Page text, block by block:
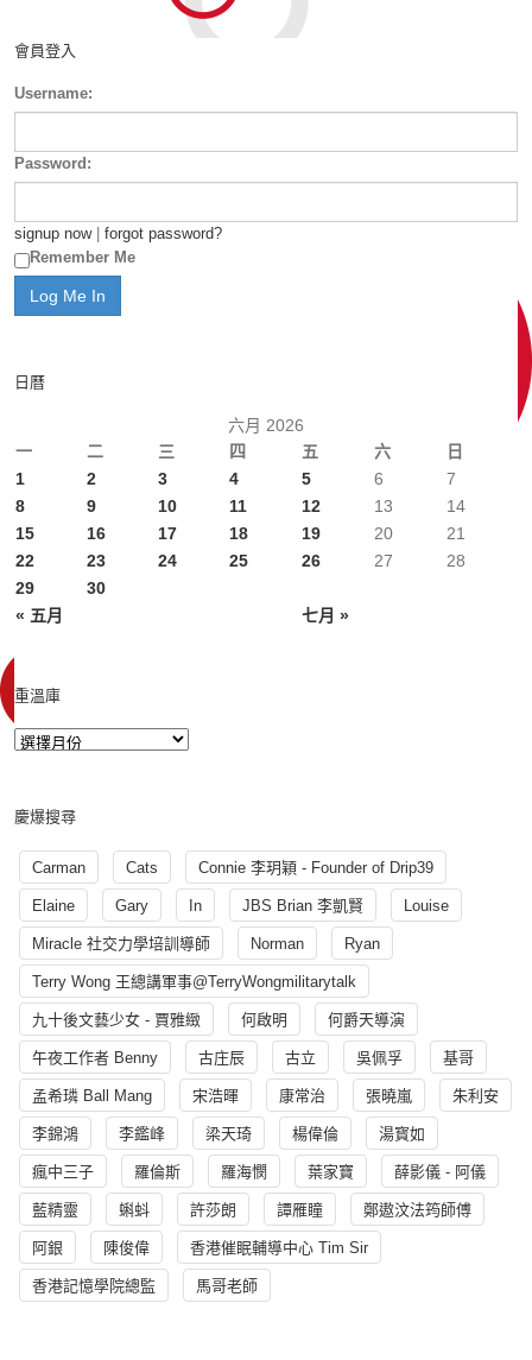
會員登入
Username:
Password:
signup now| forgot password?
Remember Me
日曆
六月 2026
一
二 三 四 五 六 日
« 五月 七月 »
1 2 3 4 5 6
7
8
9 10 11 12 13
14
15
16 17 18 19 20
21
22
23 24 25 26 27
28
29
30
重溫庫
慶爆搜尋
Carman Cats Connie 李玥穎 - Founder of Drip39
Elaine Gary In JBS Brian 李凱賢 Louise
Miracle 社交力學培訓導師 Norman Ryan
Terry Wong 王總講軍事@TerryWongmilitarytalk
九十後文藝少女 - 賈雅緻 何啟明 何爵天導演
午夜工作者 Benny 古庄辰 古立 吳佩孚 基哥
孟希璘 Ball Mang 宋浩暉 康常治 張曉嵐 朱利安
李錦鴻 李鑑峰 梁天琦 楊偉倫 湯寳如
瘋中三子 羅倫斯 羅海憫 葉家寶 薛影儀 - 阿儀
藍精靈 蝌蚪 許莎朗 譚雁瞳 鄭遨汶法筠師傅
阿銀 陳俊偉 香港催眠輔導中心 Tim Sir
香港記憶學院總監 馬哥老師